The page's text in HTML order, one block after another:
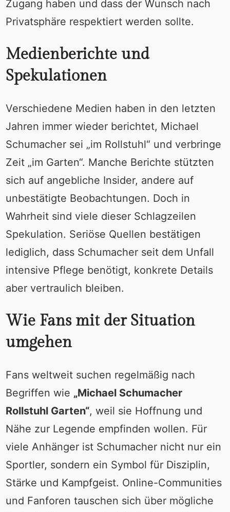
Zugang haben und dass der Wunsch nach
Privatsphäre respektiert werden sollte.
Medienberichte und
Spekulationen
Verschiedene Medien haben in den letzten
Jahren immer wieder berichtet, Michael
Schumacher sei „im Rollstuhl“ und verbringe
Zeit „im Garten“. Manche Berichte stützten
sich auf angebliche Insider, andere auf
unbestätigte Beobachtungen. Doch in
Wahrheit sind viele dieser Schlagzeilen
Spekulation. Seriöse Quellen bestätigen
lediglich, dass Schumacher seit dem Unfall
intensive Pflege benötigt, konkrete Details
aber vertraulich bleiben.
Wie Fans mit der Situation
umgehen
Fans weltweit suchen regelmäßig nach
Begriffen wie „Michael Schumacher
Rollstuhl Garten“, weil sie Hoffnung und
Nähe zur Legende empfinden wollen. Für
viele Anhänger ist Schumacher nicht nur ein
Sportler, sondern ein Symbol für Disziplin,
Stärke und Kampfgeist. Online-Communities
und Fanforen tauschen sich über mögliche